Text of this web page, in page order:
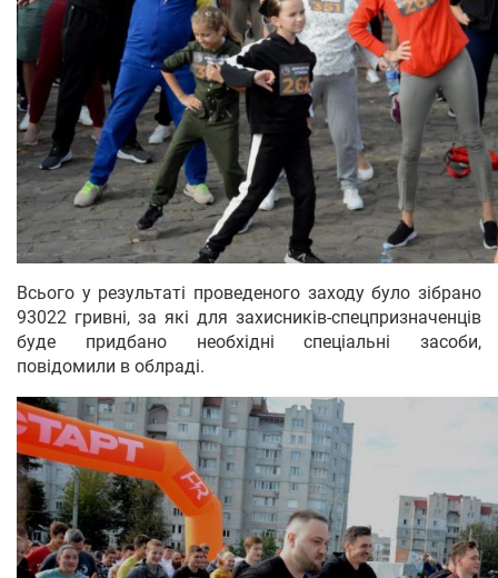
Всього у результаті проведеного заходу було зібрано
93022 гривні, за які для захисників-спецпризначенців
буде придбано необхідні спеціальні засоби,
повідомили в облраді.